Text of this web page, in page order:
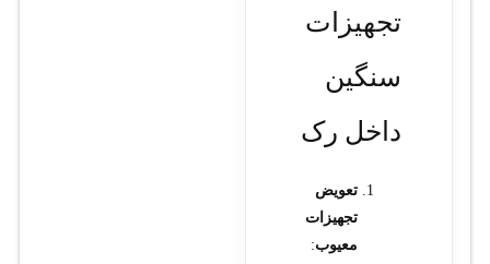
تجهیزات
سنگین
داخل رک
تعویض
تجهیزات
معیوب: